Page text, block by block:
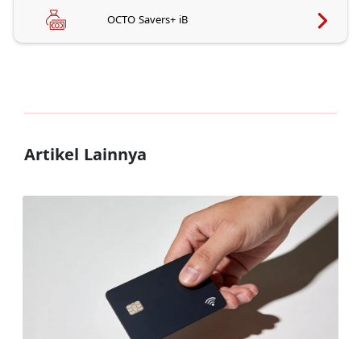
OCTO Savers+ iB
Artikel Lainnya